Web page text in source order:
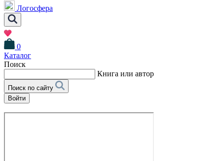
Логосфера
0
Каталог
Поиск
Книга или автор
Поиск по сайту
Войти